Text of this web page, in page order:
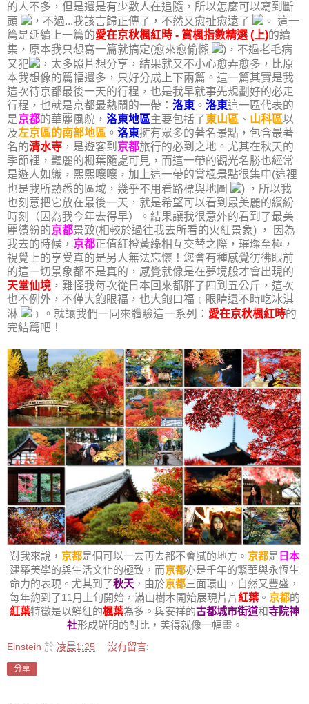
的人不多，但是還是有少數人在追隨，所以怎麼可以寫到斷
頭
，不過...我該言歸正傳了，不然又愈扯愈遠了
。 這一
篇是延續上一篇的愛在京秋楓紅時 - 賞楓指數精選 (上)的續
集，原本我只想寫一篇就搞定(愈來愈偷懶
)，不過老毛病
又犯
，太多照片想分享，結果就又不小心愈弄愈多，比原
本我想像的篇幅還多，只好分成上下兩篇。這一篇其實是我
這次待京都最後一天的行程，也是我早就事先規劃好的必走
行程，也就是京都最熱鬧的一帶： 洛東 。 洛東這一區代表的
是京都的華麗風貌， 洛東地區主要包括了東山區 、 山科區以
及左京區的南部地區 。 洛東擁有眾多的著名景點，包含最著
名的清水寺 ，是遊客到 京都旅行的必到之地。尤其在秋天的
季節裡，豔麗的楓葉隨處可見，而這一帶的觀光名勝也經常
是遊人如織，熙熙嚷嚷，加上這一帶的賞楓景點很集中(這裡
也是我所熟悉的區域，幾乎不用看路標與地圖
) ，所以我
也刻意把它放在最後一天，就是希望可以看到最美麗的繽紛
時刻（因為我今年去得早）。結果讓我很意外的看到了最美
麗繽紛的京都景致(相較於過往我去所看的火紅景象) ， 因為
我去的時候， 京都正值紅橙黃綠相互交替之際，璀璨至極，
視覺上的享受真的是另人無法忘懷！您會有種感覺彷彿眼前
的這一切景象都不是真的，感覺就像是在夢境般才會出現的
天堂仙境 ，難怪我每次從日本回來都胖了四到五公斤，這次
也不例外，不僅大飽眼福，也大飽口福﹝眼睛還不時吃冰淇
淋
﹞。就讓我們一同來體驗這一系列： 愛在京秋楓紅時的
完結篇吧！
對我來說， 京都是個可以一去再去都不會膩的地方。 京都是 日本
建築美學的與生活文化的極致，而京都亦是千年的繁華與永恆生
命力的表現。尤其到了秋天 ，由於京都三面環山，自然又豐盛，
每年約到了11月上旬開始，滿山樹木開始展現片片紅葉。 京都的
紅葉特徵是以鮮紅的楓葉為多。與安祥的古都城市街道和寺院神
社形成鮮明的對比，美得就像一幅畫。
Einstein 於 凌晨1:25 沒有留言:
分享